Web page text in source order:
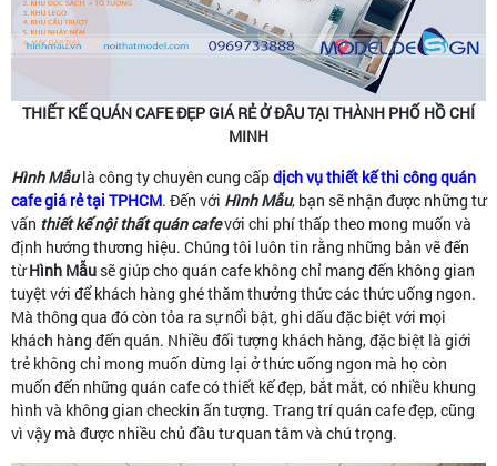
THIẾT KẾ QUÁN CAFE ĐẸP GIÁ RẺ Ở ĐÂU TẠI THÀNH PHỐ HỒ CHÍ
MINH
Hình Mẫulà công ty chuyên cung cấpdịch vụ thiết kế thi công quán
cafe giá rẻ tại TPHCM. Đến với Hình Mẫu, bạn sẽ nhận được những tư
vấn thiết kế nội thất quán cafevới chi phí thấp theo mong muốn và
định hướng thương hiệu. Chúng tôi luôn tin rằng những bản vẽ đến
từHình Mẫu sẽ giúp cho quán cafe không chỉ mang đến không gian
tuyệt với để khách hàng ghé thăm thưởng thức các thức uống ngon.
Mà thông qua đó còn tỏa ra sự nổi bật, ghi dấu đặc biệt với mọi
khách hàng đến quán. Nhiều đối tượng khách hàng, đặc biệt là giới
trẻ không chỉ mong muốn dừng lại ở thức uống ngon mà họ còn
muốn đến những quán cafe có thiết kế đẹp, bắt mắt, có nhiều khung
hình và không gian checkin ấn tượng. Trang trí quán cafe đẹp, cũng
vì vậy mà được nhiều chủ đầu tư quan tâm và chú trọng.